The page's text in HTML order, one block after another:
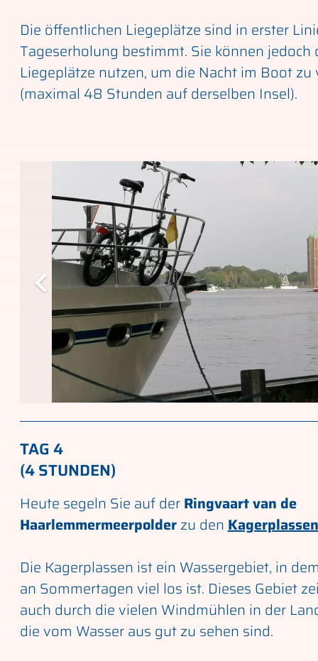
Die öffentlichen Liegeplätze sind in erster
Tageserholung bestimmt. Sie können jedoch
Liegeplätze nutzen, um die Nacht im Boot
(maximal 48 Stunden auf derselben Insel).
TAG 4
(4 STUNDEN)
Heute segeln Sie auf derRingvaart van de
Haarlemmermeerpolderzu den
Die Kagerplassen ist ein Wassergebiet, in
an Sommertagen viel los ist. Dieses Gebiet
auch durch die vielen Windmühlen in der
die vom Wasser aus gut zu sehen sind.